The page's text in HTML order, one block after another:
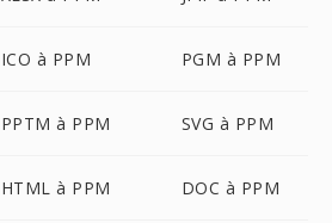
ICO à PPM PGM à PPM
PPTM à PPM SVG à PPM
HTML à PPM DOC à PPM